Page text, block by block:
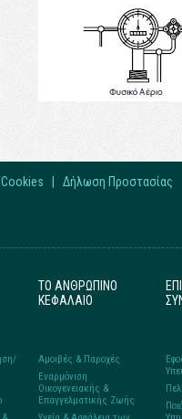
Cookies
Δήλωση Προστασίας
ΤΟ ΑΝΘΡΩΠΙΝΟ
ΚΕΦΑΛΑΙΟ
Αμοιβές & Παροχές
Εναρμόνιση
Οικογενειακής &
Επαγγελματικής Ζωής